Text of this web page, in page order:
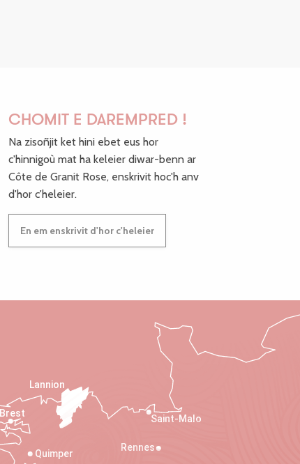
CHOMIT E DAREMPRED !
Na zisoñjit ket hini ebet eus hor
c'hinnigoù mat ha keleier diwar-benn ar
Côte de Granit Rose, enskrivit hoc'h anv
d'hor c'heleier.
En em enskrivit d'hor c'heleier
Saint-Malo
Rennes
Quimper
Lannion
Brest